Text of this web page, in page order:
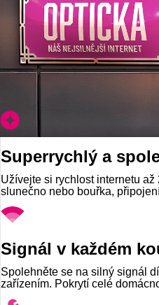
Superrychlý a
Užívejte si rychlost internetu až
slunečno nebo bouřka,
Signál v každém
Spolehněte se na silný signál
zařízením. Pokrytí celé